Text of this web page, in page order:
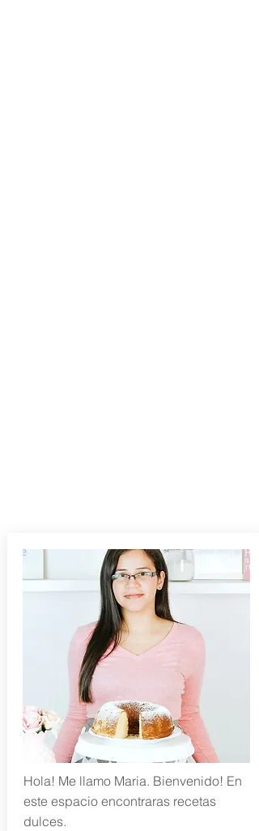
Hola! Me llamo Maria. Bienvenido! En
este espacio encontraras recetas
dulces.